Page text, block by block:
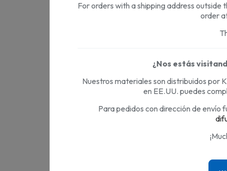
For orders with a shipping address outside
order
¿Nos estás
Nuestros materiales son distribuidos por
en EE.UU. puedes
Para pedidos con dirección de envío